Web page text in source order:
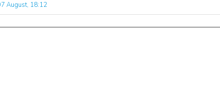
August, 18:12